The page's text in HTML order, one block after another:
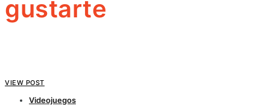
gustarte
VIEW POST
Videojuegos